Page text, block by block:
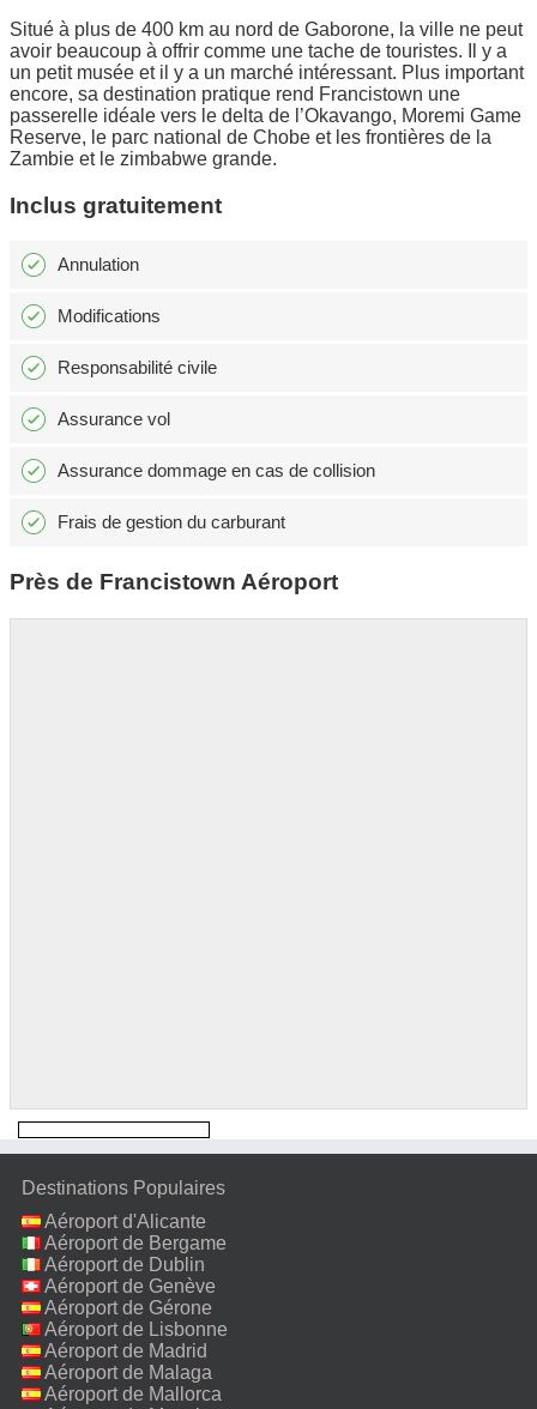
Situé à plus de 400 km au nord de Gaborone, la ville ne peut
avoir beaucoup à offrir comme une tache de touristes. Il y a
un petit musée et il y a un marché intéressant. Plus important
encore, sa destination pratique rend Francistown une
passerelle idéale vers le delta de l’Okavango, Moremi Game
Reserve, le parc national de Chobe et les frontières de la
Zambie et le zimbabwe grande.
Inclus gratuitement
Annulation
Modifications
Responsabilité civile
Assurance vol
Assurance dommage en cas de collision
Frais de gestion du carburant
Près de Francistown Aéroport
Destinations Populaires
Aéroport d'Alicante
Aéroport de Bergame
Aéroport de Dublin
Aéroport de Genève
Aéroport de Gérone
Aéroport de Lisbonne
Aéroport de Madrid
Aéroport de Malaga
Aéroport de Mallorca